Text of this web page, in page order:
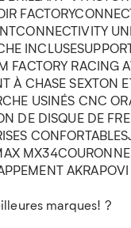
FACTORY RACING
À CHASE SEXTON
USINÉS CNC
DE DISQUE DE
marques! ?